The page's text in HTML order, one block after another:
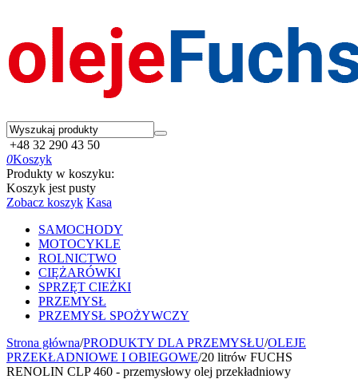
+48 32 290 43 50
0Koszyk
Produkty w koszyku:
Koszyk jest pusty
Zobacz koszyk Kasa
SAMOCHODY
MOTOCYKLE
ROLNICTWO
CIĘŻARÓWKI
SPRZĘT CIEŻKI
PRZEMYSŁ
PRZEMYSŁ SPOŻYWCZY
Strona główna/PRODUKTY DLA PRZEMYSŁU/OLEJE
PRZEKŁADNIOWE I OBIEGOWE/20 litrów FUCHS
RENOLIN CLP 460 - przemysłowy olej przekładniowy